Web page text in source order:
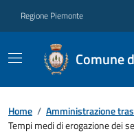
Regione Piemonte
Comune
Home / Amministrazione
Tempi medi di erogazione dei